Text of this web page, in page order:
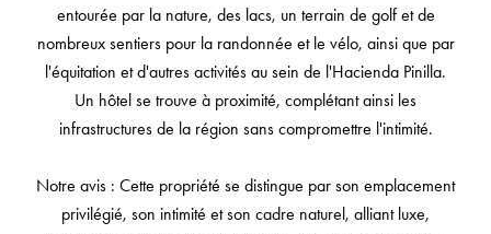
entourée par la nature, des lacs, un terrain de golf et de
nombreux sentiers pour la randonnée et le vélo, ainsi que par
l'équitation et d'autres activités au sein de l'Hacienda Pinilla.
Un hôtel se trouve à proximité, complétant ainsi les
infrastructures de la région sans compromettre l'intimité.
Notre avis : Cette propriété se distingue par son emplacement
privilégié, son intimité et son cadre naturel, alliant luxe,